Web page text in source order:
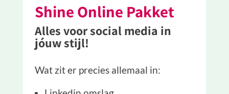
Shine Online Pakket
Alles voor social media in
jóuw stijl!
Wat zit er precies allemaal in: